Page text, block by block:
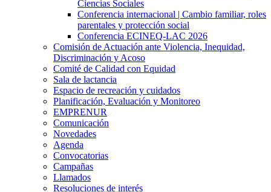
Ciencias Sociales
Conferencia internacional | Cambio familiar, roles
parentales y protección social
Conferencia ECINEQ-LAC 2026
Comisión de Actuación ante Violencia, Inequidad,
Discriminación y Acoso
Comité de Calidad con Equidad
Sala de lactancia
Espacio de recreación y cuidados
Planificación, Evaluación y Monitoreo
EMPRENUR
Comunicación
Novedades
Agenda
Convocatorias
Campañas
Llamados
Resoluciones de interés